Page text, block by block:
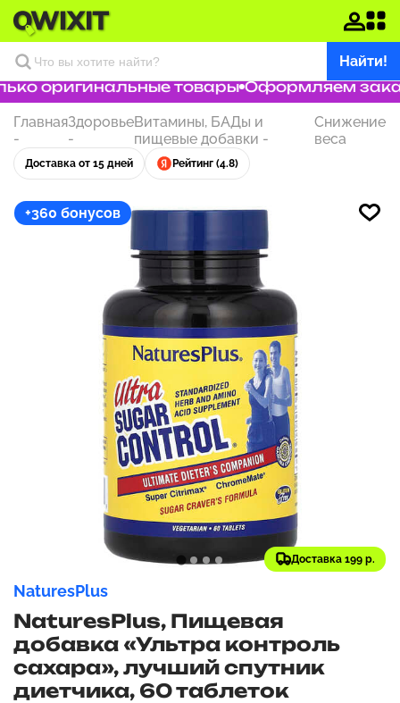
Найти!
оригинальные товары Оформляем заказ
Главная
-
Здоровье
-
Витамины, БАДы и
пищевые добавки -
Снижение
веса
Доставка от 15 дней Рейтинг (4.8)
+360 бонусов
Доставка 199 р.
NaturesPlus
NaturesPlus, Пищевая
добавка «Ультра контроль
сахара», лучший спутник
диетчика, 60 таблеток